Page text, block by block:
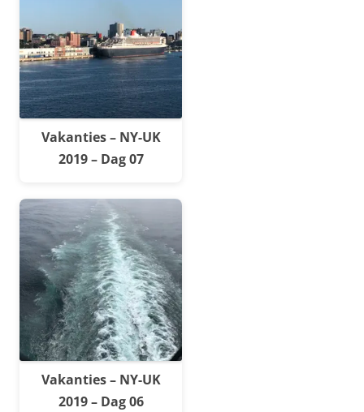
Vakanties – NY-UK
2019 – Dag 07
Vakanties – NY-UK
2019 – Dag 06